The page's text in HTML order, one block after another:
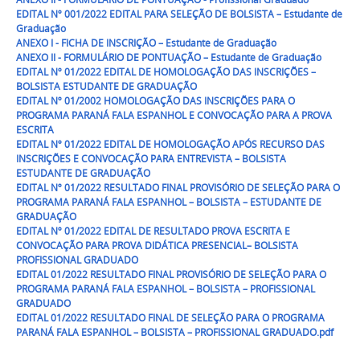
EDITAL Nº 001/2022 EDITAL PARA SELEÇÃO DE BOLSISTA – Estudante de
Graduação
ANEXO I - FICHA DE INSCRIÇÃO – Estudante de Graduação
ANEXO II - FORMULÁRIO DE PONTUAÇÃO – Estudante de Graduação
EDITAL Nº 01/2022 EDITAL DE HOMOLOGAÇÃO DAS INSCRIÇÕES –
BOLSISTA ESTUDANTE DE GRADUAÇÃO
EDITAL Nº 01/2002 HOMOLOGAÇÃO DAS INSCRIÇÕES PARA O
PROGRAMA PARANÁ FALA ESPANHOL E CONVOCAÇÃO PARA A PROVA
ESCRITA
EDITAL Nº 01/2022 EDITAL DE HOMOLOGAÇÃO APÓS RECURSO DAS
INSCRIÇÕES E CONVOCAÇÃO PARA ENTREVISTA – BOLSISTA
ESTUDANTE DE GRADUAÇÃO
EDITAL Nº 01/2022 RESULTADO FINAL PROVISÓRIO DE SELEÇÃO PARA O
PROGRAMA PARANÁ FALA ESPANHOL – BOLSISTA – ESTUDANTE DE
GRADUAÇÃO
EDITAL Nº 01/2022 EDITAL DE RESULTADO PROVA ESCRITA E
CONVOCAÇÃO PARA PROVA DIDÁTICA PRESENCIAL– BOLSISTA
PROFISSIONAL GRADUADO
EDITAL 01/2022 RESULTADO FINAL PROVISÓRIO DE SELEÇÃO PARA O
PROGRAMA PARANÁ FALA ESPANHOL – BOLSISTA – PROFISSIONAL
GRADUADO
EDITAL 01/2022 RESULTADO FINAL DE SELEÇÃO PARA O PROGRAMA
PARANÁ FALA ESPANHOL – BOLSISTA – PROFISSIONAL GRADUADO.pdf